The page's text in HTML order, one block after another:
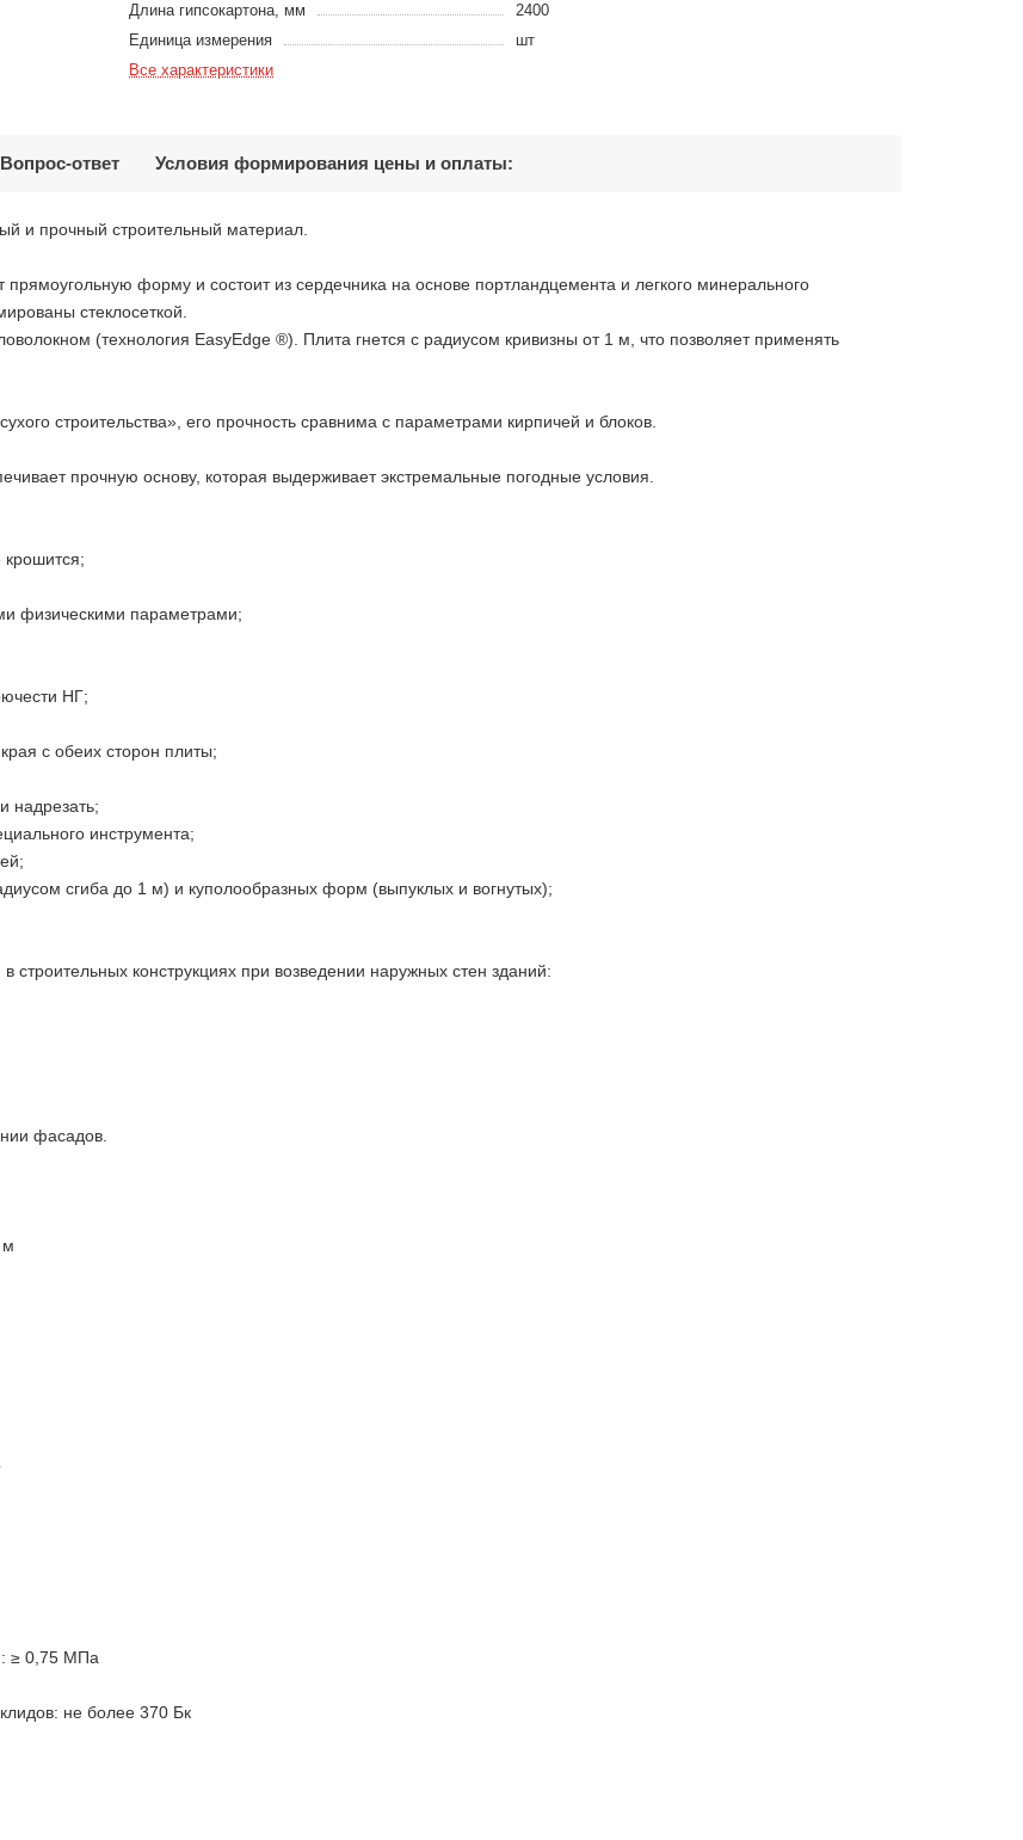
Длина гипсокартона, мм
2400
Единица измерения
шт
Все характеристики
Вопрос-ответ Условия формирования цены и оплаты:
и прочный строительный материал.
форму и состоит из сердечника на основе портландцемента и легкого минерального
стеклосеткой.
(технология EasyEdge ®). Плита гнется с радиусом кривизны от 1 м, что позволяет применять
строительства», его прочность сравнима с параметрами кирпичей и блоков.
прочную основу, которая выдерживает экстремальные погодные условия.
крошится;
физическими параметрами;
НГ;
с обеих сторон плиты;
надрезать;
инструмента;
сгиба до 1 м) и куполообразных форм (выпуклых и вогнутых);
конструкциях при возведении наружных стен зданий:
фасадов.
м
≥ 0,75 МПа
не более 370 Бк